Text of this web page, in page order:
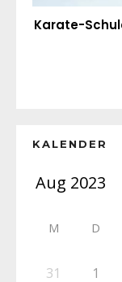
Karate-
KALENDER
M D
31 1